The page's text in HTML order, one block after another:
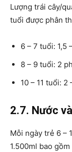
Lượng trái cây/
tuổi được phân
6 – 7 tuổi: 1,5
8 – 9 tuổi: 2
10 – 11 tuổi: 2
2.7. Nước
Mỗi ngày trẻ 6 –
1.500ml bao